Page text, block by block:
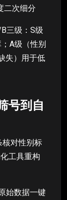
二次细分
三级：S级
A级（性别
失）用于低
号到自
核对性别标
工具重构
始数据一键